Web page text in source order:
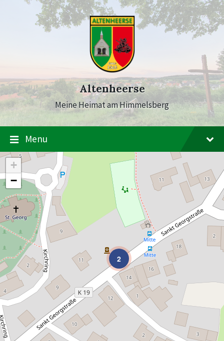
Altenheerse
Meine Heimat am Himmelsberg
Menu
2
+
−